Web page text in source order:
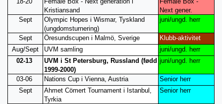
Kristiansand
Next gener.
Sept
Olympic Hopes i Wismar, Tyskland
(ungdomsturnering)
juni/ungd. herr
Sept Öresundscupen i Malmö, Sverige
Klubb-aktivitet
Aug/Sept
UVM samling
juni/ungd. herr
02-13
UVM i St Petersburg, Russland (fødd
1999-2000)
juni/ungd. herr
03-06 Nations Cup i Vienna, Austria
Senior herr
Sept
Ahmet Cömert Tournament i Istanbul,
Tyrkia
Senior herr